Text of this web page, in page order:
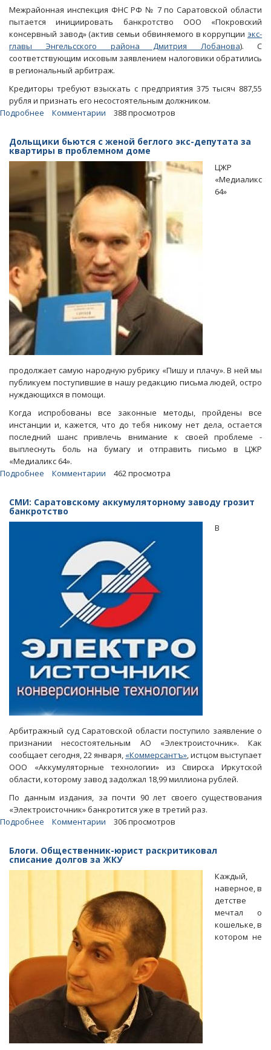
Межрайонная инспекция ФНС РФ № 7 по Саратовской области
пытается инициировать банкротство ООО «Покровский
консервный завод» (актив семьи обвиняемого в коррупции экс-
главы Энгельсского района Дмитрия Лобанова). С
соответствующим исковым заявлением налоговики обратились
в региональный арбитраж.
Кредиторы требуют взыскать с предприятия 375 тысяч 887,55
рубля и признать его несостоятельным должником.
Подробнее
подали
иск
о
завода
семьи
Дмитрия
Лобанова
Комментарии 388 просмотров
Дольщики бьются с женой беглого экс-депутата за
квартиры в проблемном доме
ЦЖР
«Медиаликс
64»
продолжает самую народную рубрику «Пишу и плачу». В ней мы
публикуем поступившие в нашу редакцию письма людей, остро
нуждающихся в помощи.
Когда испробованы все законные методы, пройдены все
инстанции и, кажется, что до тебя никому нет дела, остается
последний шанс привлечь внимание к своей проблеме -
выплеснуть боль на бумагу и отправить письмо в ЦЖР
«Медиаликс 64».
Подробнее
с
женой
депутата
квартиры
проблемном
Комментарии 462 просмотра
СМИ: Саратовскому аккумуляторному заводу грозит
банкротство
В
Арбитражный суд Саратовской области поступило заявление о
признании несостоятельным АО «Электроисточник». Как
сообщает сегодня, 22 января, «Коммерсантъ», истцом выступает
ООО «Аккумуляторные технологии» из Свирска Иркутской
области, которому завод задолжал 18,99 миллиона рублей.
По данным издания, за почти 90 лет своего существования
«Электроисточник» банкротится уже в третий раз.
Подробнее
Саратовскому
аккумуляторному
заводу
Комментарии 306 просмотров
Блоги. Общественник-юрист раскритиковал
списание долгов за ЖКУ
Каждый,
наверное, в
детстве
мечтал о
кошельке, в
котором не